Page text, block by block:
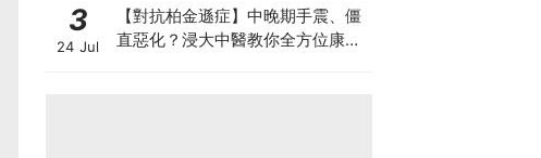
3
24 Jul
【對抗柏金遜症】中晚期手震、僵
直惡化？浸大中醫教你全方位康復